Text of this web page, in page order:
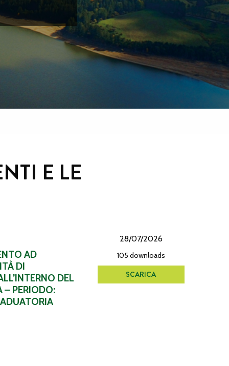
E LE
AD
DI
DEL
– PERIODO:
28/07/2026
105 downloads
SCARICA